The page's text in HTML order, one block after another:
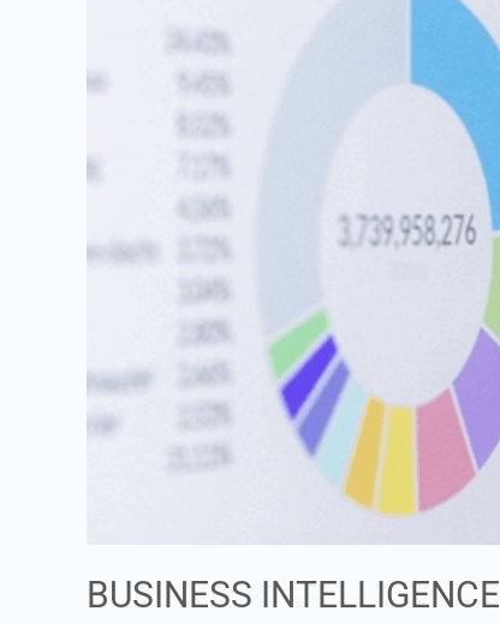
BUSINESS INTELLIGENCE